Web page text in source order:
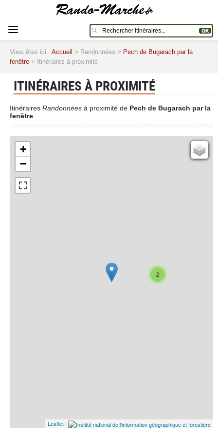
Vous êtes ici : Accueil > Randonnées > Pech de Bugarach par la
fenêtre > Itinéraires à proximité
ITINÉRAIRES À PROXIMITÉ
Itinéraires Randonnées à proximité de Pech de Bugarach par la
fenêtre
2
+
−
Leaflet |